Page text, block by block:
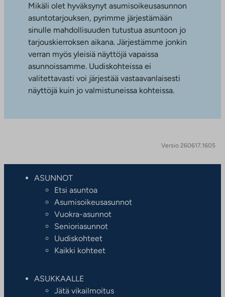
Mikäli olet hyväksynyt asumisoikeusasunnon
asuntotarjouksen, pyrimme järjestämään
sinulle mahdollisuuden tutustua asuntoon jo
tarjouskierroksen aikana. Järjestämme jonkin
verran myös yleisiä näyttöjä vapaissa
asunnoissamme. Uudiskohteissa ei
valitettavasti voi järjestää vastaavanlaisesti
näyttöjä kuin jo valmistuneissa kohteissa.
Versio 260617.1605
ASUNNOT
Etsi asuntoa
Asumisoikeusasunnot
Vuokra-asunnot
Senioriasunnot
Uudiskohteet
Kaikki kohteet
ASUKKAALLE
Jätä vikailmoitus